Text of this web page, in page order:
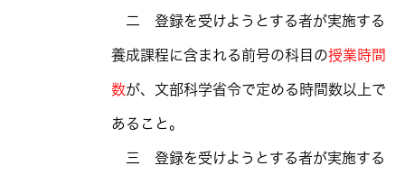
二 登録を受けようとする者が実施する
養成課程に含まれる前号の科目の授業時間
数が、文部科学省令で定める時間数以上で
あること。
三 登録を受けようとする者が実施する